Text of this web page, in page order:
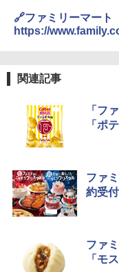
🔗ファミリーマート
https://
関連記事
「フ
「ポ
ファ
約受
ファ
「モ